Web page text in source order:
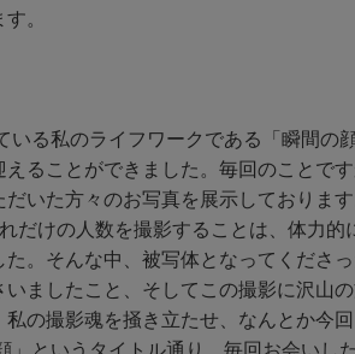
。
いる私のライフワークである「瞬間の
ることができました。毎回のことで
いた方々のお写真を展示しております
だけの人数を撮影することは、体力的
た。そんな中、被写体となってくださ
いましたこと、そしてこの撮影に沢山
私の撮影魂を掻き立たせ、なんとか今
」というタイトル通り、毎回お会いし